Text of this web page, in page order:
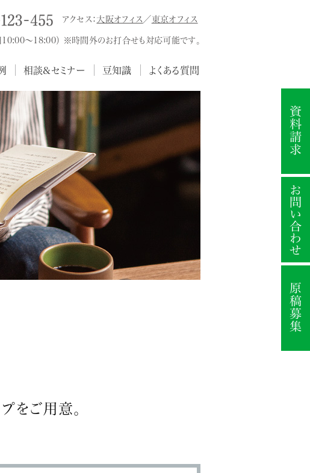
アクセス：大阪オフィス ／東京オフィス
10:00～18:00） ※時間外のお打合せも対応可能です。
相談&セミナー 豆知識 よくある質問
をご用意。